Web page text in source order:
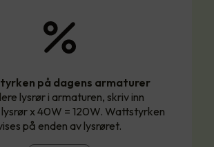
på dagens armaturer
lysrør i armaturen, skriv inn
x 40W = 120W. Wattstyrken
på enden av lysrøret.